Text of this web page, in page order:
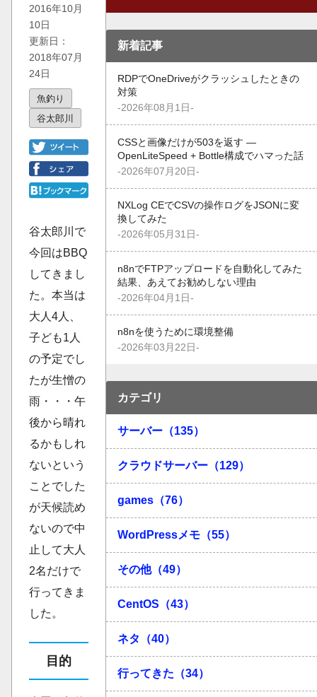
2016年10月
10日
更新日：
2018年07月
24日
魚釣り
谷太郎川
谷太郎川で
今回はBBQ
してきまし
た。本当は
大人4人、
子ども1人
の予定でし
たが生憎の
雨・・・午
後から晴れ
るかもしれ
ないという
ことでした
が天候読め
ないので中
止して大人
2名だけで
行ってきま
した。
目的
新着記事
RDPでOneDriveがクラッシュしたときの
対策
-2026年08月1日-
CSSと画像だけが503を返す —
OpenLiteSpeed + Bottle構成でハマった話
-2026年07月20日-
NXLog CEでCSVの操作ログをJSONに変
換してみた
-2026年05月31日-
n8nでFTPアップロードを自動化してみた
結果、あえてお勧めしない理由
-2026年04月1日-
n8nを使うために環境整備
-2026年03月22日-
カテゴリ
サーバー（135）
クラウドサーバー（129）
games（76）
WordPressメモ（55）
その他（49）
CentOS（43）
ネタ（40）
行ってきた（34）